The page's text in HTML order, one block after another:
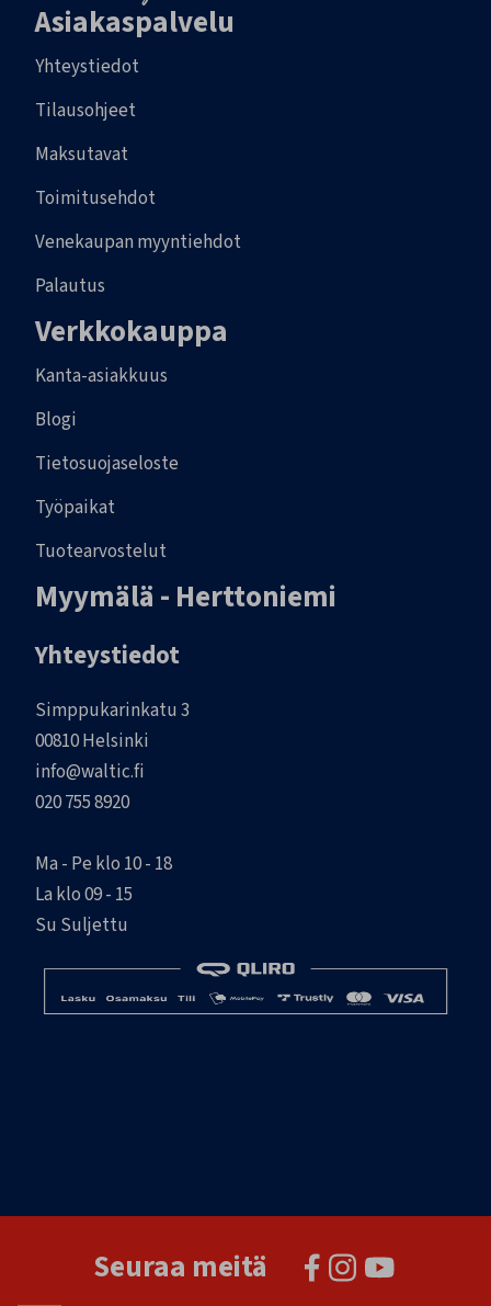
Asiakaspalvelu
Yhteystiedot
Tilausohjeet
Maksutavat
Toimitusehdot
Venekaupan myyntiehdot
Palautus
Verkkokauppa
Kanta-asiakkuus
Blogi
Tietosuojaseloste
Työpaikat
Tuotearvostelut
Myymälä - Herttoniemi
Yhteystiedot
Simppukarinkatu 3
00810 Helsinki
info@waltic.fi
020 755 8920
Ma - Pe klo 10 - 18
La klo 09 - 15
Su Suljettu
Seuraa meitä